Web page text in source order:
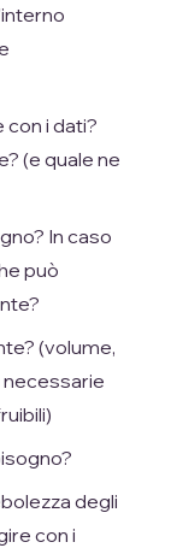
con i dati?
(e quale ne
In caso
può
(volume,
necessarie
degli
con i